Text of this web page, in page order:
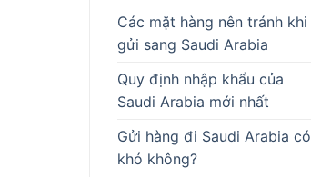
Các mặt hàng nên tránh khi
gửi sang Saudi Arabia
Quy định nhập khẩu của
Saudi Arabia mới nhất
Gửi hàng đi Saudi Arabia có
khó không?